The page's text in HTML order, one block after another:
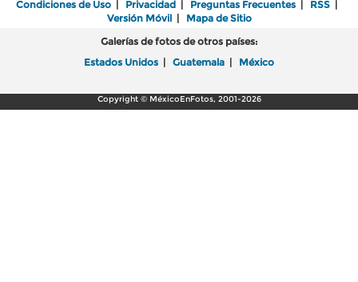
Condiciones de Uso | Privacidad | Preguntas Frecuentes | RSS |
Versión Móvil| Mapa de Sitio
Galerías de fotos de otros países:
Estados Unidos | Guatemala | México
Copyright © MéxicoEnFotos, 2001-2026